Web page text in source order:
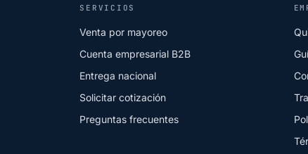
SERVICIOS
Venta por mayoreo
Cuenta empresarial B2B
Entrega nacional
Solicitar cotización
Preguntas frecuentes